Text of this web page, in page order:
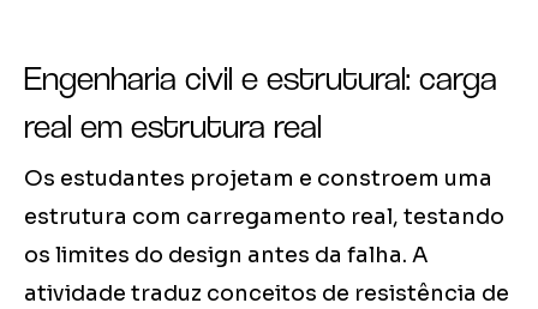
Engenharia civil e estrutural: carga
real em estrutura real
Os estudantes projetam e constroem uma
estrutura com carregamento real, testando
os limites do design antes da falha. A
atividade traduz conceitos de resistência de